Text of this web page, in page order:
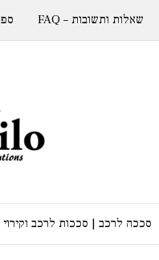
סככה לרכב | סככות לרכב וקירוי
שאלות ותשובות – FAQ